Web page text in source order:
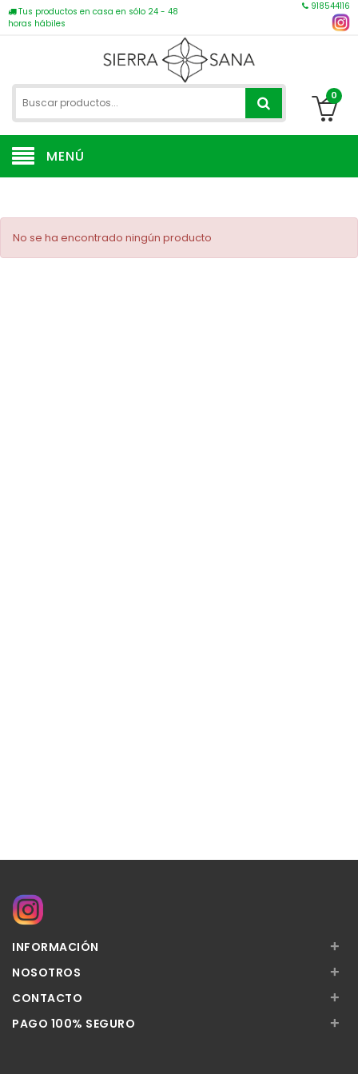
Tus productos en casa en sólo 24 - 48
horas hábiles
918544116
0
MENÚ
No se ha encontrado ningún producto
INFORMACIÓN +
NOSOTROS +
CONTACTO +
PAGO 100% SEGURO +